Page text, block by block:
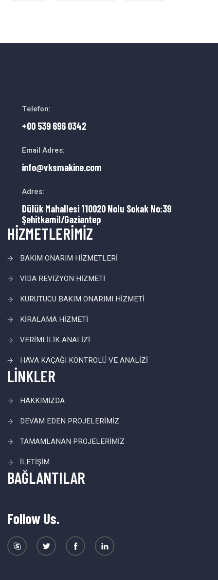
Telefon:
+00 539 696 0342
Email Adres:
info@vksmakine.com
Adres:
Dülük Mahallesi 110020 Nolu Sokak No:39
Şehitkamil/Gaziantep
HİZMETLERİMİZ
BAKIM ONARIM HİZMETLERİ
VİDA REVİZYON HİZMETİ
KURUTUCU BAKIM ONARIMI HİZMETİ
KİRALAMA HİZMETİ
VERİMLİLİK ANALİZİ
HAVA KAÇAĞI KONTROLÜ VE ANALİZİ
LİNKLER
HAKKIMIZDA
DEVAM EDEN PROJELERİMİZ
TAMAMLANAN PROJELERİMİZ
İLETİŞİM
BAĞLANTILAR
Follow Us.